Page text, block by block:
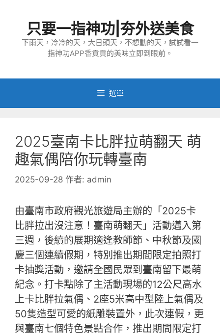
只要一指神功|夯外送美食
下雨天，冷冷的天，大日頭天，不想動的天，試試看一
指神功APP香貢貢的美味立即到眼前。
選單
2025臺南卡比胖拉萌翻天 萌
趣氣偶陪你玩轉臺南
2025-09-28 作者: admin
由臺南市政府觀光旅遊局主辦的「2025卡
比胖拉出沒注意！臺南萌翻天」活動邁入第
三週，後續的展期適逢教師節、中秋節及國
慶三個連續假期，特別推出期間限定拍照打
卡抽獎活動，邀請全國民眾到臺南留下最萌
紀念。打卡點除了主活動現場的12公尺高水
上卡比胖拉氣偶、2座5米高中型陸上氣偶及
50隻造型可愛的紙雕裝置外，此次連假，更
與臺南七個特色景點合作，推出期間限定打